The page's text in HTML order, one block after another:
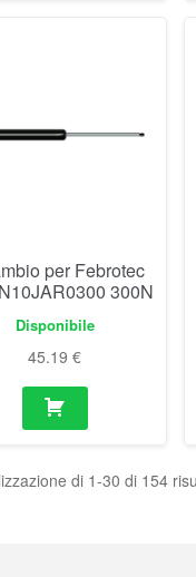
per Febrotec
300N
Disponibile
45.19€
di 1-30 di 154